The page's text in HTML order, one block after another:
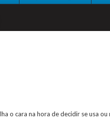
o cara na hora de decidir se usa ou